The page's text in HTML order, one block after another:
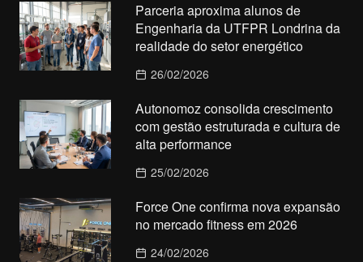
Parceria aproxima alunos de
Engenharia da UTFPR Londrina da
realidade do setor energético
26/02/2026
Autonomoz consolida crescimento
com gestão estruturada e cultura de
alta performance
25/02/2026
Force One confirma nova expansão
no mercado fitness em 2026
24/02/2026